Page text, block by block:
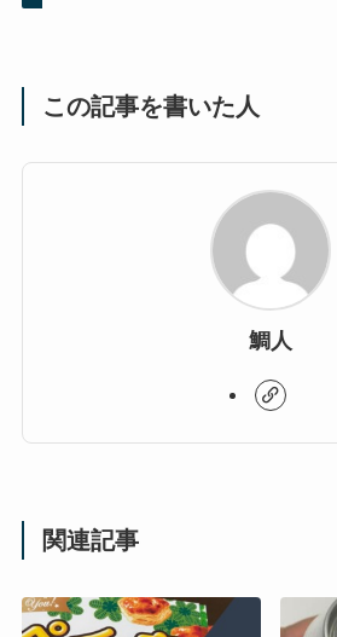
この記事を書いた人
鯛人
関連記事